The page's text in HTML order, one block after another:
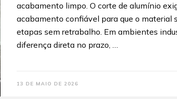
acabamento limpo. O corte de alumínio
acabamento confiável para que o material
etapas sem retrabalho. Em ambientes
diferença direta no prazo, …
13 DE MAIO DE 2026